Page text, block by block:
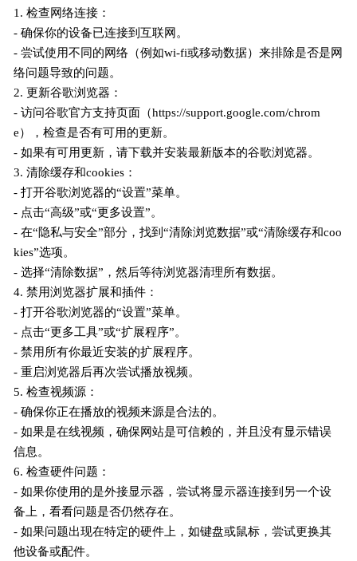
1. 检查网络连接：
- 确保你的设备已连接到互联网。
- 尝试使用不同的网络（例如wi-fi或移动数据）来排除是否是网
络问题导致的问题。
2. 更新谷歌浏览器：
- 访问谷歌官方支持页面（https://support.google.com/chrom
e），检查是否有可用的更新。
- 如果有可用更新，请下载并安装最新版本的谷歌浏览器。
3. 清除缓存和cookies：
- 打开谷歌浏览器的“设置”菜单。
- 点击“高级”或“更多设置”。
- 在“隐私与安全”部分，找到“清除浏览数据”或“清除缓存和coo
kies”选项。
- 选择“清除数据”，然后等待浏览器清理所有数据。
4. 禁用浏览器扩展和插件：
- 打开谷歌浏览器的“设置”菜单。
- 点击“更多工具”或“扩展程序”。
- 禁用所有你最近安装的扩展程序。
- 重启浏览器后再次尝试播放视频。
5. 检查视频源：
- 确保你正在播放的视频来源是合法的。
- 如果是在线视频，确保网站是可信赖的，并且没有显示错误
信息。
6. 检查硬件问题：
- 如果你使用的是外接显示器，尝试将显示器连接到另一个设
备上，看看问题是否仍然存在。
- 如果问题出现在特定的硬件上，如键盘或鼠标，尝试更换其
他设备或配件。